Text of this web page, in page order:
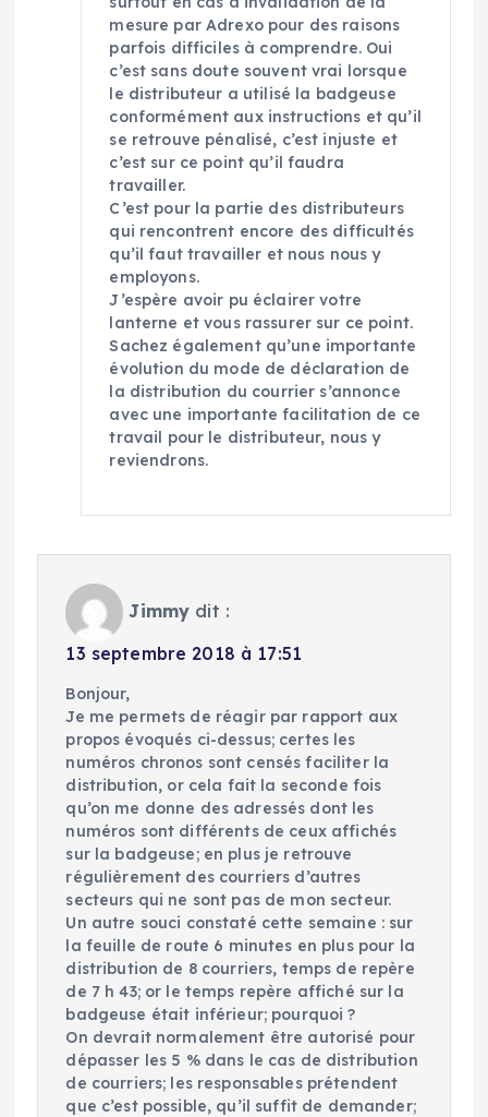
mesure par Adrexo pour des raisons
parfois difficiles à comprendre. Oui
c’est sans doute souvent vrai lorsque
le distributeur a utilisé la badgeuse
conformément aux instructions et qu’il
se retrouve pénalisé, c’est injuste et
c’est sur ce point qu’il faudra
travailler.
C’est pour la partie des distributeurs
qui rencontrent encore des difficultés
qu’il faut travailler et nous nous y
employons.
J’espère avoir pu éclairer votre
lanterne et vous rassurer sur ce point.
Sachez également qu’une importante
évolution du mode de déclaration de
la distribution du courrier s’annonce
avec une importante facilitation de ce
travail pour le distributeur, nous y
reviendrons.
Jimmy dit :
13 septembre 2018 à 17:51
Bonjour,
Je me permets de réagir par rapport aux
propos évoqués ci-dessus; certes les
numéros chronos sont censés faciliter la
distribution, or cela fait la seconde fois
qu’on me donne des adressés dont les
numéros sont différents de ceux affichés
sur la badgeuse; en plus je retrouve
régulièrement des courriers d’autres
secteurs qui ne sont pas de mon secteur.
Un autre souci constaté cette semaine : sur
la feuille de route 6 minutes en plus pour la
distribution de 8 courriers, temps de repère
de 7 h 43; or le temps repère affiché sur la
badgeuse était inférieur; pourquoi ?
On devrait normalement être autorisé pour
dépasser les 5 % dans le cas de distribution
de courriers; les responsables prétendent
que c’est possible, qu’il suffit de demander;